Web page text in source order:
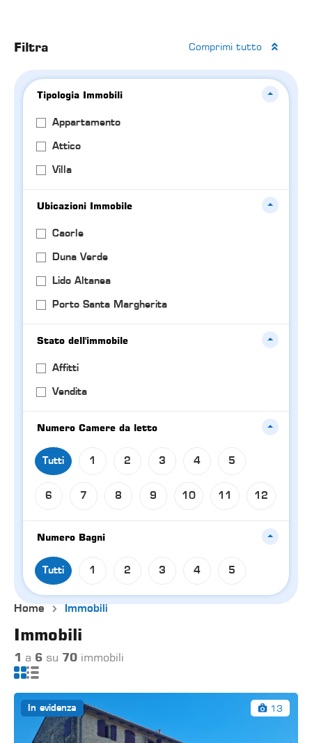
Filtra Comprimi tutto
Tipologia Immobili
Appartamento
Attico
Villa
Ubicazioni Immobile
Caorle
Duna Verde
Lido Altanea
Porto Santa Margherita
Stato dell'immobile
Affitti
Vendita
Numero Camere da letto
Tutti 1 2 3 4 5
6 7 8 9 10 11 12
Numero Bagni
Tutti 1 2 3 4 5
Home Immobili
Immobili
1 a 6 su 70 immobili
In evidenza 13